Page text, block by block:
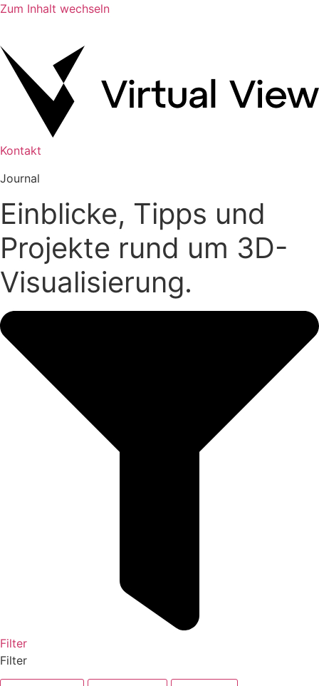
Zum Inhalt wechseln
Kontakt
Journal
Einblicke, Tipps und
Projekte rund um 3D-
Visualisierung.
Filter
Filter